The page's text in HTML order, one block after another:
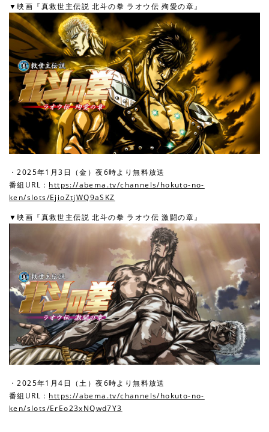
▼映画『真救世主伝説 北斗の拳 ラオウ伝 殉愛の章』
・2025年1月3日（金）夜6時より無料放送
番組URL： https://abema.tv/channels/hokuto-no-
ken/slots/EjioZtjWQ9aSKZ
▼映画『真救世主伝説 北斗の拳 ラオウ伝 激闘の章』
・2025年1月4日（土）夜6時より無料放送
番組URL： https://abema.tv/channels/hokuto-no-
ken/slots/ErEo23xNQwd7Y3